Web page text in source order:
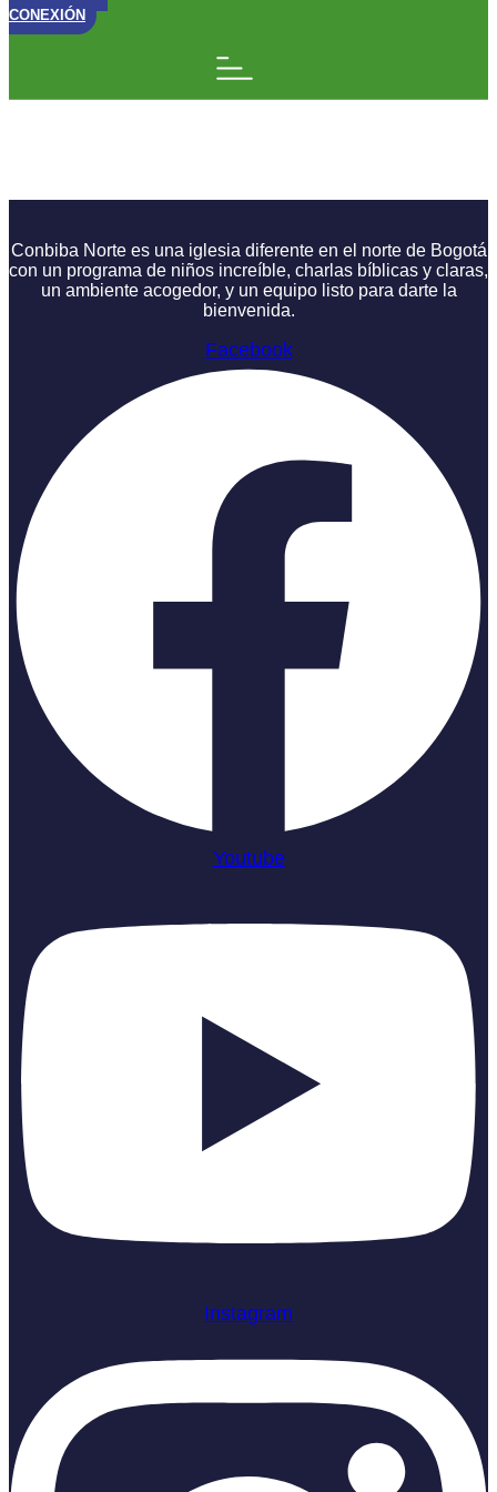
CONEXIÓN
Conbiba Norte es una iglesia diferente en el norte de Bogotá
con un programa de niños increíble, charlas bíblicas y claras,
un ambiente acogedor, y un equipo listo para darte la
bienvenida.
Facebook
Youtube
Instagram